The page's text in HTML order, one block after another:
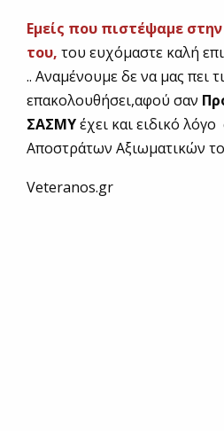
Εμείς που πιστέψαμε
του, του ευχόμαστε καλή
.. Αναμένουμε δε να μας πει
επακολουθήσει,αφού σαν
ΣΑΣΜΥέχει και ειδικό
Αποστράτων Αξιωματικών
Veteranos.gr